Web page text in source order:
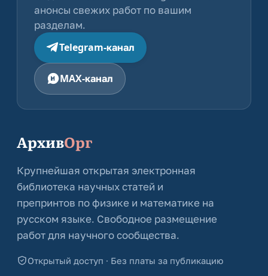
анонсы свежих работ по вашим
разделам.
Telegram-канал
MAX-канал
АрхивОрг
Крупнейшая открытая электронная
библиотека научных статей и
препринтов по физике и математике на
русском языке. Свободное размещение
работ для научного сообщества.
Открытый доступ · Без платы за публикацию